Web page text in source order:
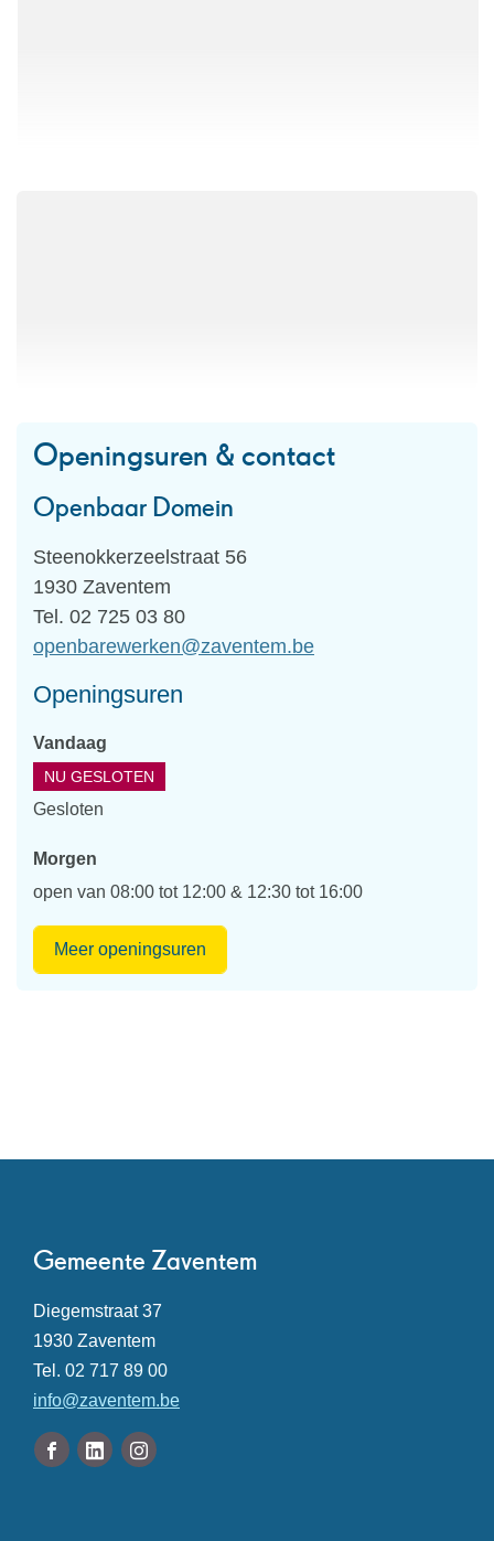
Openingsuren & contact
Openbaar Domein
Adres
Steenokkerzeelstraat 56
,1930 Zaventem
Tel. 02 725 03 80
E-
openbarewerken@zaventem.be
Openingsuren
Vandaag
NU GESLOTEN
Gesloten
Morgen
open van 08:00 tot 12:00 & 12:30 tot 16:00
Meer openingsuren
Contact
Gemeente Zaventem
Adres
Diegemstraat 37
,1930 Zaventem
Tel. 02 717 89 00
E-
mail
info@zaventem.be
VolgFacebook
LinkedinInstagram